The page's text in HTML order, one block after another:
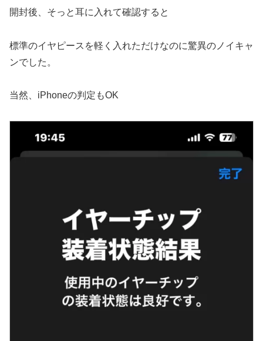
開封後、そっと耳に入れて確認すると
標準のイヤピースを軽く入れただけなのに驚異のノイキャ
ンでした。
当然、iPhoneの判定もOK